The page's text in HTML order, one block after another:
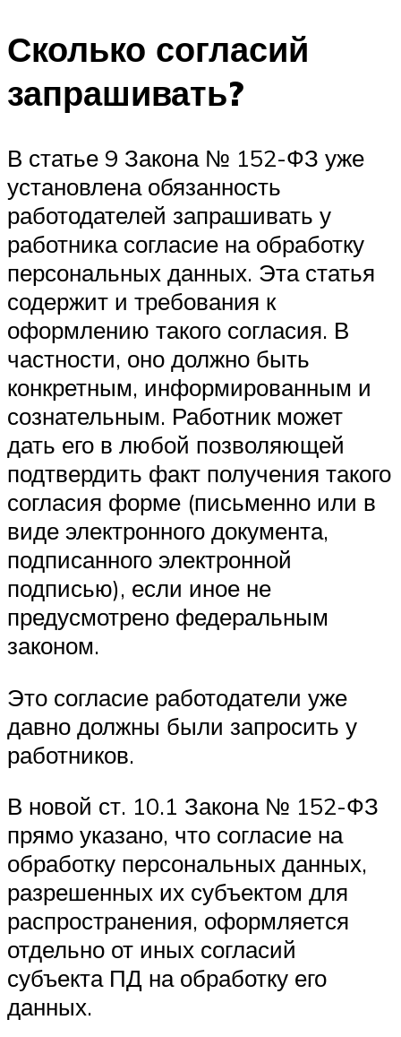
Сколько согласий
запрашивать?
В статье 9 Закона № 152-ФЗ уже
установлена обязанность
работодателей запрашивать у
работника согласие на обработку
персональных данных. Эта статья
содержит и требования к
оформлению такого согласия. В
частности, оно должно быть
конкретным, информированным и
сознательным. Работник может
дать его в любой позволяющей
подтвердить факт получения такого
согласия форме (письменно или в
виде электронного документа,
подписанного электронной
подписью), если иное не
предусмотрено федеральным
законом.
Это согласие работодатели уже
давно должны были запросить у
работников.
В новой ст. 10.1 Закона № 152-ФЗ
прямо указано, что согласие на
обработку персональных данных,
разрешенных их субъектом для
распространения, оформляется
отдельно от иных согласий
субъекта ПД на обработку его
данных.